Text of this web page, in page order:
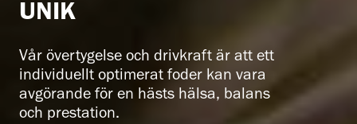
UNIK
Vår övertygelse och drivkraft är att ett
individuellt optimerat foder kan vara
avgörande för en hästs hälsa, balans
och prestation.